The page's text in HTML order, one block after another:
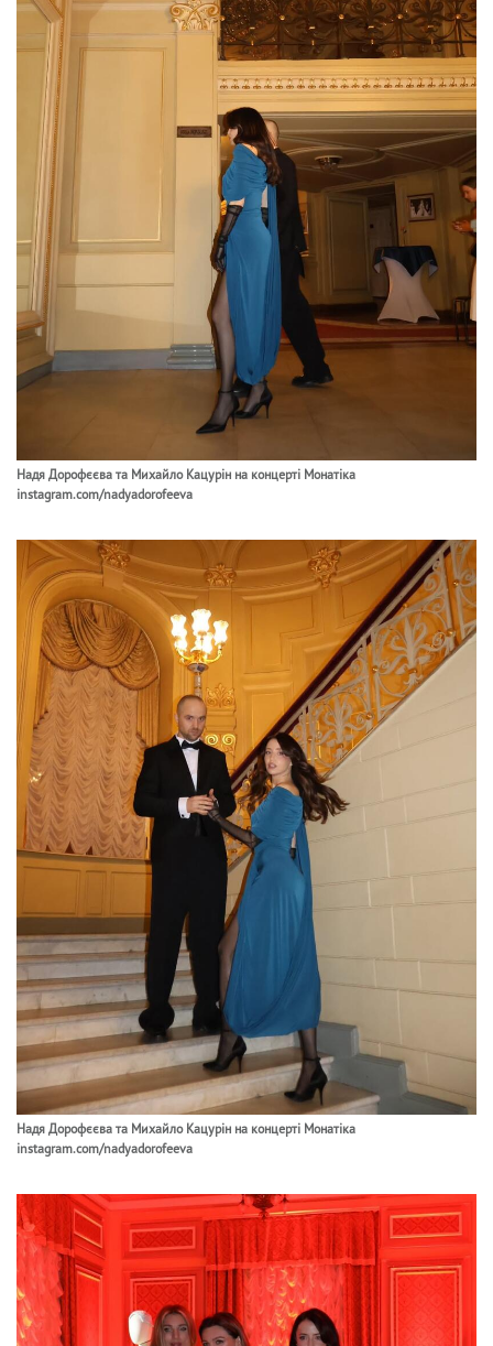
Надя Дорофєєва та Михайло Кацурін на концерті Монатіка
instagram.com/nadyadorofeeva
Надя Дорофєєва та Михайло Кацурін на концерті Монатіка
instagram.com/nadyadorofeeva